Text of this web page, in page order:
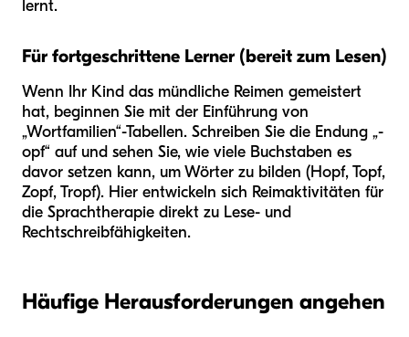
lernt.
Für fortgeschrittene Lerner (bereit zum Lesen)
Wenn Ihr Kind das mündliche Reimen gemeistert
hat, beginnen Sie mit der Einführung von
„Wortfamilien“-Tabellen. Schreiben Sie die Endung „-
opf“ auf und sehen Sie, wie viele Buchstaben es
davor setzen kann, um Wörter zu bilden (Hopf, Topf,
Zopf, Tropf). Hier entwickeln sich Reimaktivitäten für
die Sprachtherapie direkt zu Lese- und
Rechtschreibfähigkeiten.
Häufige Herausforderungen angehen